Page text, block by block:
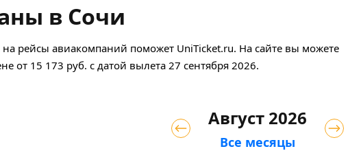
в Сочи
рейсы авиакомпаний поможет UniTicket.ru. На сайте вы можете
от 15 173 руб. с датой вылета 27 сентября 2026.
Август 2026
Все месяцы